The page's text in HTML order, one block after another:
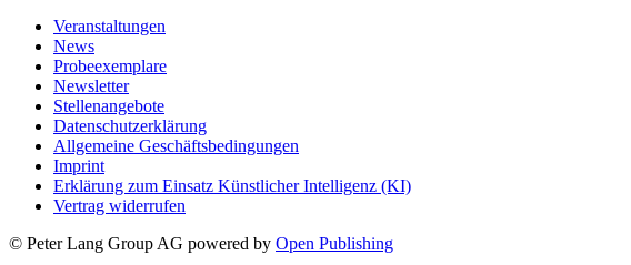
Veranstaltungen
News
Probeexemplare
Newsletter
Stellenangebote
Datenschutzerklärung
Allgemeine Geschäftsbedingungen
Imprint
Erklärung zum Einsatz Künstlicher Intelligenz (KI)
Vertrag widerrufen
© Peter Lang Group AG powered by Open Publishing